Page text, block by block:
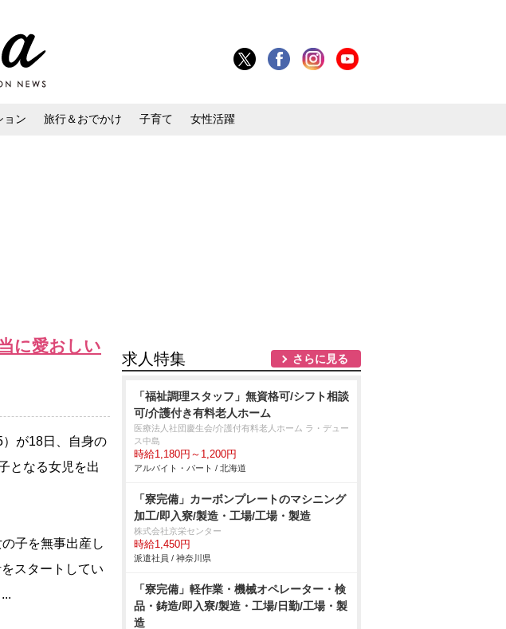
ョン 旅行＆おでかけ 子育て 女性活躍
に愛おしい
が18日、自身の
となる女児を出
子を無事出産し
スタートしてい
求人特集 さらに見る
「福祉調理スタッフ」無資格可/シフト相談
可/介護付き有料老人ホーム
医療法人社団慶生会/介護付有料老人ホーム ラ・デュー
ス中島
時給1,180円～1,200円
アルバイト・パート / 北海道
「寮完備」カーボンプレートのマシニング
加工/即入寮/製造・工場/工場・製造
株式会社京栄センター
時給1,450円
派遣社員 / 神奈川県
「寮完備」軽作業・機械オペレーター・検
品・鋳造/即入寮/製造・工場/日勤/工場・製
造